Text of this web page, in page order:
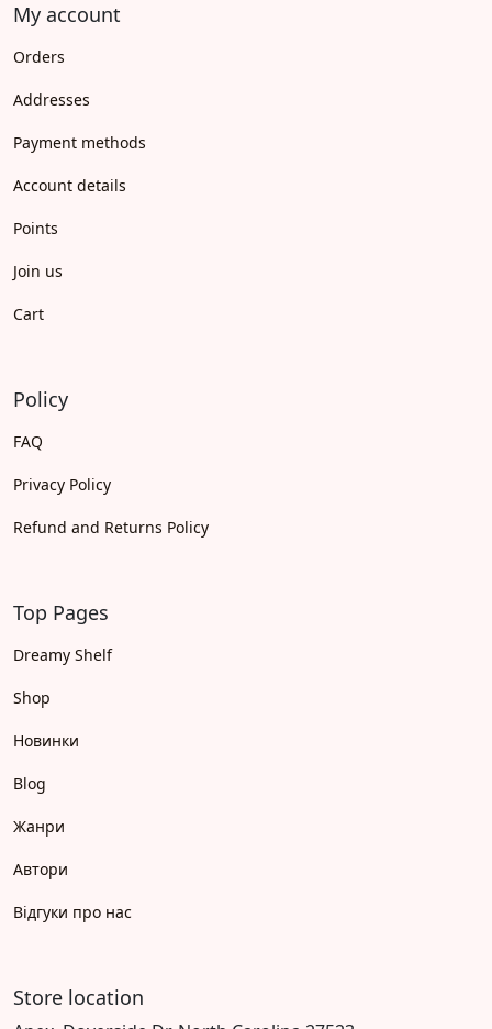
My account
Orders
Addresses
Payment methods
Account details
Points
Join us
Cart
Policy
FAQ
Privacy Policy
Refund and Returns Policy
Top Pages
Dreamy Shelf
Shop
Новинки
Blog
Жанри
Автори
Відгуки про нас
Store location